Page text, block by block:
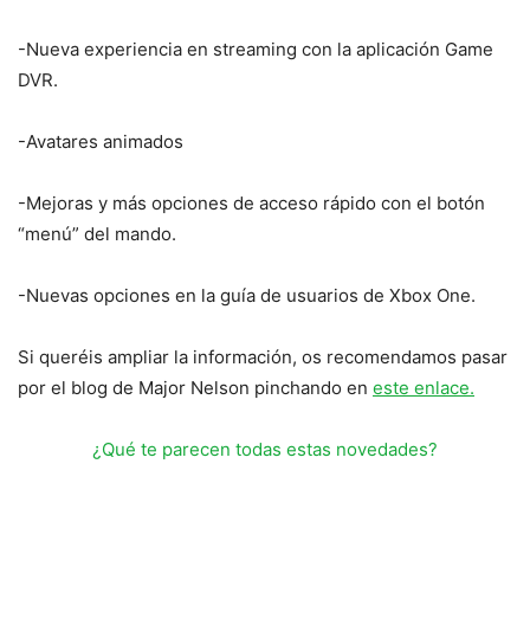
-Nueva experiencia en streaming con la aplicación Game
DVR.
-Avatares animados
-Mejoras y más opciones de acceso rápido con el botón
“menú” del mando.
-Nuevas opciones en la guía de usuarios de Xbox One.
Si queréis ampliar la información, os recomendamos pasar
por el blog de Major Nelson pinchando en este enlace.
¿Qué te parecen todas estas novedades?